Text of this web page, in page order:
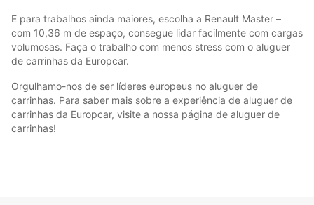
E para trabalhos ainda maiores, escolha a Renault Master –
com 10,36 m de espaço, consegue lidar facilmente com cargas
volumosas. Faça o trabalho com menos stress com o aluguer
de carrinhas da Europcar.
Orgulhamo-nos de ser líderes europeus no aluguer de
carrinhas. Para saber mais sobre a experiência de aluguer de
carrinhas da Europcar, visite a nossa página de aluguer de
carrinhas!